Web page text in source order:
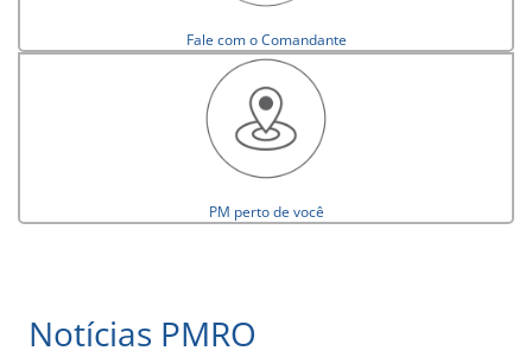
Fale com o Comandante
PM perto de você
Notícias PMRO